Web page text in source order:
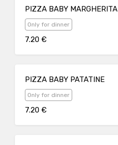
PIZZA BABY MARGHERITA
Only for dinner
7.20 €
PIZZA BABY PATATINE
Only for dinner
7.20 €